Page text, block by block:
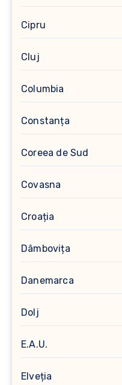
Cipru
Cluj
Columbia
Constanța
Coreea de Sud
Covasna
Croația
Dâmbovița
Danemarca
Dolj
E.A.U.
Elveția